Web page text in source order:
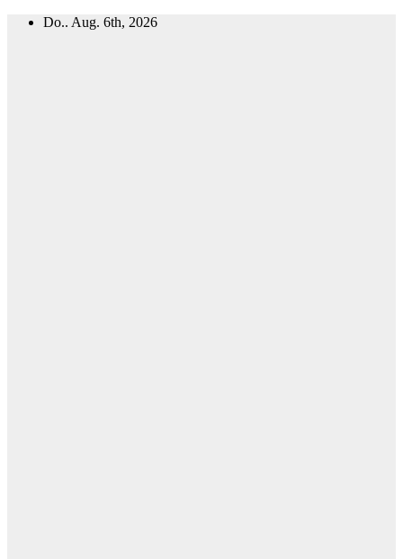
Zum
Do.. Aug. 6th, 2026